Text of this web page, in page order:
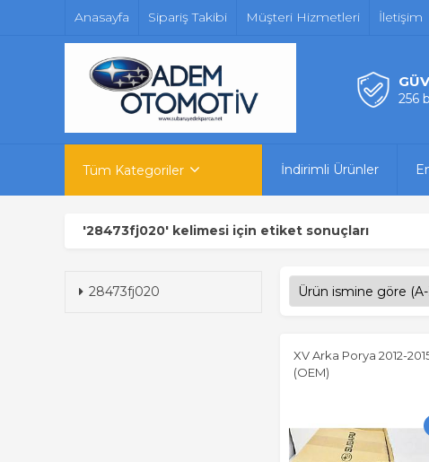
Anasayfa Sipariş Takibi Müşteri Hizmetleri İletişim
256
Tüm Kategoriler İndirimli Ürünler
'28473fj020' kelimesi için etiket sonuçları
28473fj020
XV Arka Porya 2012-
(OEM)